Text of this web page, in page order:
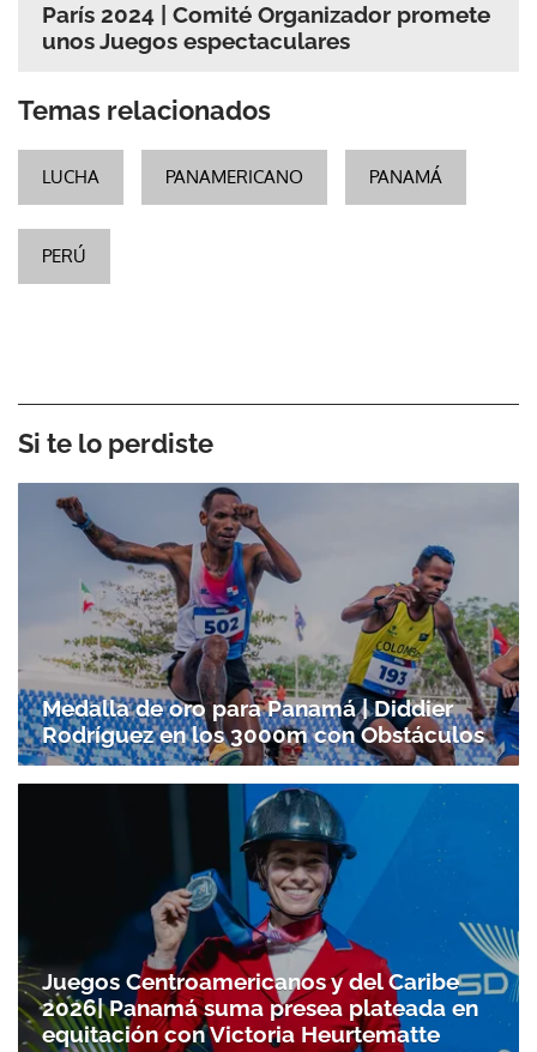
París 2024 | Comité Organizador promete
unos Juegos espectaculares
Temas relacionados
LUCHA PANAMERICANO PANAMÁ
PERÚ
Si te lo perdiste
Medalla de oro para Panamá | Diddier
Rodríguez en los 3000m con Obstáculos
Juegos Centroamericanos y del Caribe
2026| Panamá suma presea plateada en
equitación con Victoria Heurtematte